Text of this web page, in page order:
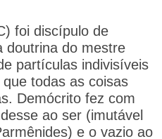
foi discípulo de
doutrina do mestre
partículas indivisíveis
todas as coisas
Demócrito fez com
ao ser (imutável
e o vazio ao